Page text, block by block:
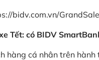
bidv.com.vn/
Tết: có BIDV
hàng cá nhân trên